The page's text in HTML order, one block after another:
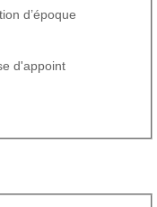
d’époque
d'appoint